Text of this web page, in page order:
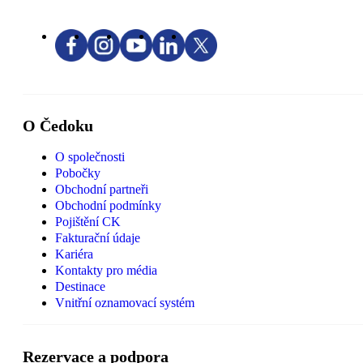
O Čedoku
O společnosti
Pobočky
Obchodní partneři
Obchodní podmínky
Pojištění CK
Fakturační údaje
Kariéra
Kontakty pro média
Destinace
Vnitřní oznamovací systém
Rezervace a podpora